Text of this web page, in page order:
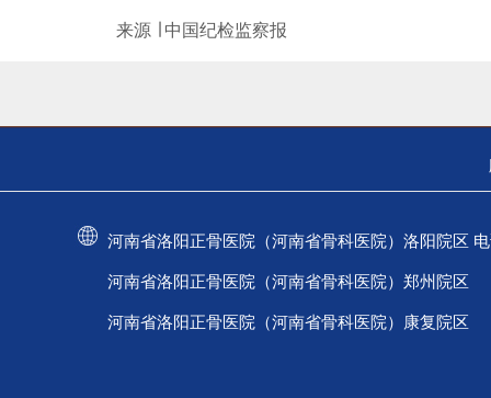
来源 ∣ 中国纪检监察报
河南省洛阳正骨医院（河南省骨科医院）洛阳院区
河南省洛阳正骨医院（河南省骨科医院）郑州院区
河南省洛阳正骨医院（河南省骨科医院）康复院区